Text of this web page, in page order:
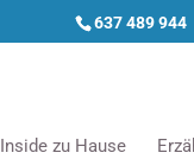
637 489 944
Inside zu Hause